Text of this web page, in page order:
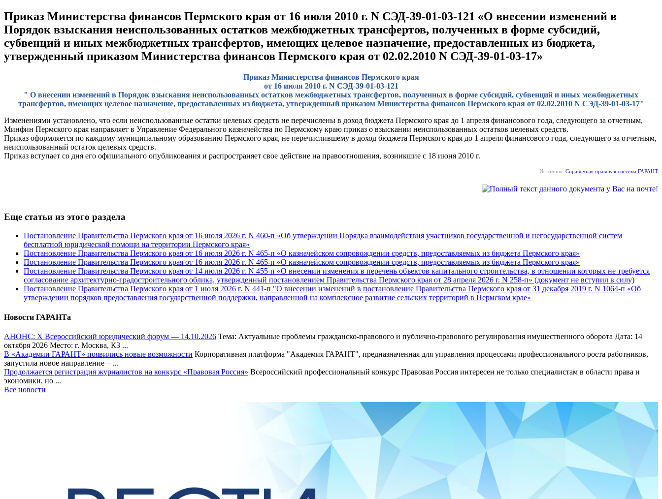
Приказ Министерства финансов Пермского края от 16 июля 2010 г. N СЭД-39-01-03-121 «О внесении изменений в
Порядок взыскания неиспользованных остатков межбюджетных трансфертов, полученных в форме субсидий,
субвенций и иных межбюджетных трансфертов, имеющих целевое назначение, предоставленных из бюджета,
утвержденный приказом Министерства финансов Пермского края от 02.02.2010 N СЭД-39-01-03-17»
Приказ Министерства финансов Пермского края
от 16 июля 2010 г. N СЭД-39-01-03-121
" О внесении изменений в Порядок взыскания неиспользованных остатков межбюджетных трансфертов, полученных в форме субсидий, субвенций и иных межбюджетных
трансфертов, имеющих целевое назначение, предоставленных из бюджета, утвержденный приказом Министерства финансов Пермского края от 02.02.2010 N СЭД-39-01-03-17"
Изменениями установлено, что если неиспользованные остатки целевых средств не перечислены в доход бюджета Пермского края до 1 апреля финансового года, следующего за отчетным,
Минфин Пермского края направляет в Управление Федерального казначейства по Пермскому краю приказ о взыскании неиспользованных остатков целевых средств.
Приказ оформляется по каждому муниципальному образованию Пермского края, не перечислившему в доход бюджета Пермского края до 1 апреля финансового года, следующего за отчетным,
неиспользованный остаток целевых средств.
Приказ вступает со дня его официального опубликования и распространяет свое действие на правоотношения, возникшие с 18 июня 2010 г.
Источник: Справочная правовая система ГАРАНТ
Еще статьи из этого раздела
Постановление Правительства Пермского края от 16 июля 2026 г. N 460-п «Об утверждении Порядка взаимодействия участников государственной и негосударственной систем
бесплатной юридической помощи на территории Пермского края»
Постановление Правительства Пермского края от 16 июля 2026 г. N 465-п «О казначейском сопровождении средств, предоставляемых из бюджета Пермского края»
Постановление Правительства Пермского края от 16 июля 2026 г. N 465-п «О казначейском сопровождении средств, предоставляемых из бюджета Пермского края»
Постановление Правительства Пермского края от 14 июля 2026 г. N 455-п «О внесении изменения в перечень объектов капитального строительства, в отношении которых не требуется
согласование архитектурно-градостроительного облика, утвержденный постановлением Правительства Пермского края от 28 апреля 2026 г. N 258-п» (документ не вступил в силу)
Постановление Правительства Пермского края от 1 июля 2026 г. N 441-п "О внесении изменений в постановление Правительства Пермского края от 31 декабря 2019 г. N 1064-п «Об
утверждении порядков предоставления государственной поддержки, направленной на комплексное развитие сельских территорий в Пермском крае»
Новости ГАРАНТа
АНОНС: Х Всероссийский юридический форум — 14.10.2026 Тема: Актуальные проблемы гражданско-правового и публично-правового регулирования имущественного оборота Дата: 14
октября 2026 Место: г. Москва, КЗ ...
В «Академии ГАРАНТ» появились новые возможности Корпоративная платформа "Академия ГАРАНТ", предназначенная для управления процессами профессионального роста работников,
запустила новое направление – ...
Продолжается регистрация журналистов на конкурс «Правовая Россия» Всероссийский профессиональный конкурс Правовая Россия интересен не только специалистам в области права и
экономики, но ...
Все новости